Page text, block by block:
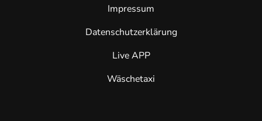
Impressum
Datenschutzerklärung
Live APP
Wäschetaxi